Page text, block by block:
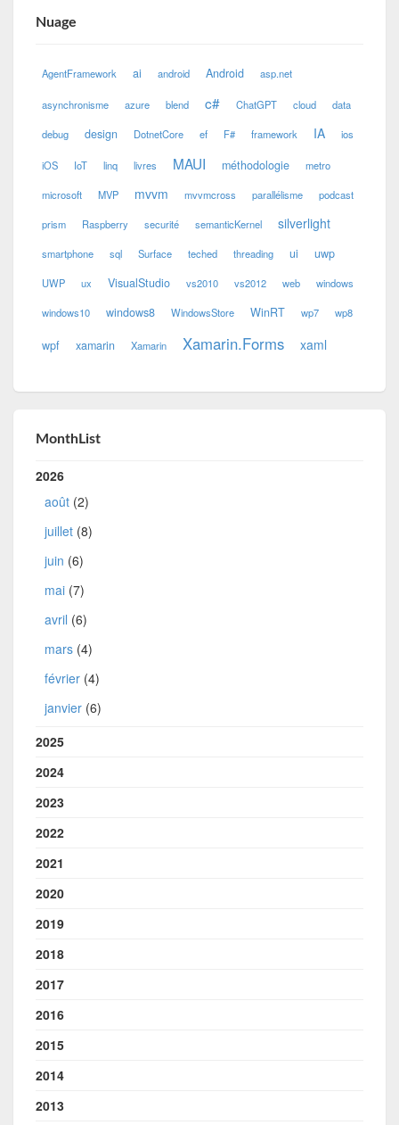
Nuage
AgentFramework ai android Android asp.net
asynchronisme azure blend c# ChatGPT cloud data
debug design DotnetCore ef F# framework IA ios
iOS IoT linq livres MAUI méthodologie metro
microsoft MVP mvvm mvvmcross parallélisme podcast
prism Raspberry securité semanticKernel silverlight
smartphone sql Surface teched threading ui uwp
UWP ux VisualStudio vs2010 vs2012 web windows
windows10 windows8 WindowsStore WinRT wp7 wp8
wpf xamarin Xamarin Xamarin.Forms xaml
MonthList
2026
août (2)
juillet (8)
juin (6)
mai (7)
avril (6)
mars (4)
février (4)
janvier (6)
2025
2024
2023
2022
2021
2020
2019
2018
2017
2016
2015
2014
2013